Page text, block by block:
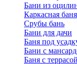
Бани из
Каркасная баня
Срубы бань
Бани для дачи
Баня под
Бани с
Баня с террасой